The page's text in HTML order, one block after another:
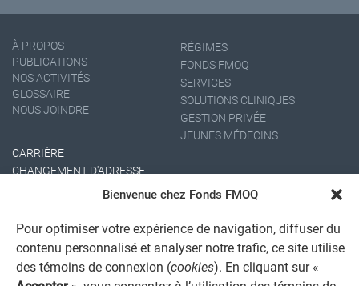
Bienvenue chez Fonds FMOQ
Pour optimiser votre expérience de navigation, diffuser du
contenu personnalisé et analyser notre trafic, ce site utilise
des témoins de connexion (cookies). En cliquant sur «
À PROPOS
PUBLICATIONS
NOS ACTIVITÉS
GLOSSAIRE
NOUS JOINDRE
RÉGIMES
FONDS FMOQ
SERVICES
SOLUTIONS CLINIQUES
GESTION PRIVÉE
JEUNES MÉDECINS
CARRIÈRE
CHANGEMENT D'ADRESSE